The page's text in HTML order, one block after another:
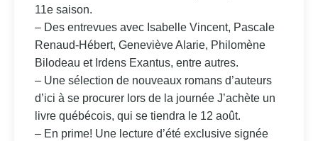
11e saison.
– Des entrevues avec Isabelle Vincent, Pascale
Renaud-Hébert, Geneviève Alarie, Philomène
Bilodeau et Irdens Exantus, entre autres.
– Une sélection de nouveaux romans d’auteurs
d’ici à se procurer lors de la journée J’achète un
livre québécois, qui se tiendra le 12 août.
– En prime! Une lecture d’été exclusive signée